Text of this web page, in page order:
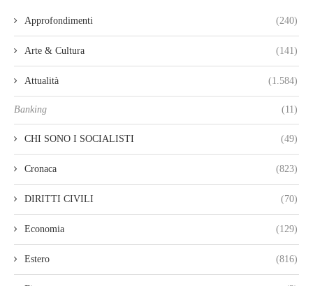
Approfondimenti (240)
Arte & Cultura (141)
Attualità (1.584)
Banking (11)
CHI SONO I SOCIALISTI (49)
Cronaca (823)
DIRITTI CIVILI (70)
Economia (129)
Estero (816)